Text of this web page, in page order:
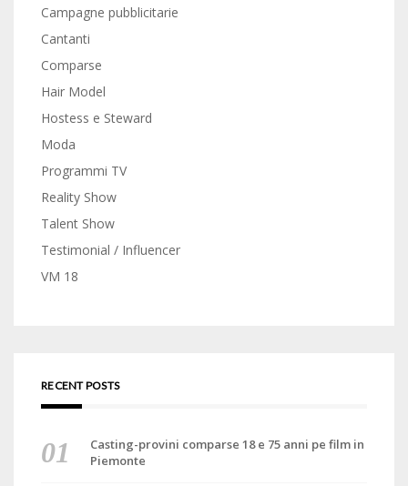
Campagne pubblicitarie
Cantanti
Comparse
Hair Model
Hostess e Steward
Moda
Programmi TV
Reality Show
Talent Show
Testimonial / Influencer
VM 18
RECENT POSTS
Casting-provini comparse 18 e 75 anni pe film in
Piemonte